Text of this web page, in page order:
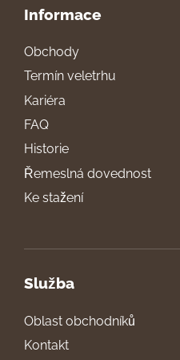
Informace
Obchody
Termín veletrhu
Kariéra
FAQ
Historie
Řemeslná dovednost
Ke stažení
Služba
Oblast obchodníků
Kontakt